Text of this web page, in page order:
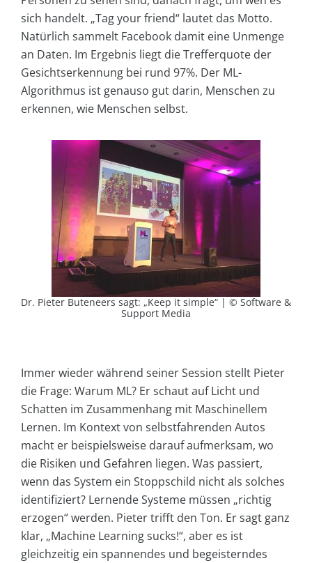
sich handelt. „Tag your friend“ lautet das Motto.
Natürlich sammelt Facebook damit eine Unmenge
an Daten. Im Ergebnis liegt die Trefferquote der
Gesichtserkennung bei rund 97%. Der ML-
Algorithmus ist genauso gut darin, Menschen zu
erkennen, wie Menschen selbst.
Dr. Pieter Buteneers sagt: „Keep it simple“ | © Software &
Support Media
Immer wieder während seiner Session stellt Pieter
die Frage: Warum ML? Er schaut auf Licht und
Schatten im Zusammenhang mit Maschinellem
Lernen. Im Kontext von selbstfahrenden Autos
macht er beispielsweise darauf aufmerksam, wo
die Risiken und Gefahren liegen. Was passiert,
wenn das System ein Stoppschild nicht als solches
identifiziert? Lernende Systeme müssen „richtig
erzogen“ werden. Pieter trifft den Ton. Er sagt ganz
klar, „Machine Learning sucks!“, aber es ist
gleichzeitig ein spannendes und begeisterndes